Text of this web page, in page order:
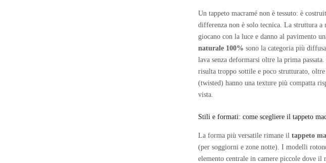
Un tappeto macramé non è tessuto: è
differenza non è solo tecnica. La struttura
giocano con la luce e danno al pavimento
naturale 100% sono la categoria più
lava senza deformarsi oltre la prima
risulta troppo sottile e poco strutturato,
(twisted) hanno una texture più compatta
vista.
Stili e formati: come scegliere il tappeto
La forma più versatile rimane iltappeto
(per soggiorni e zone notte). I modelli
elemento centrale in camere piccole dove